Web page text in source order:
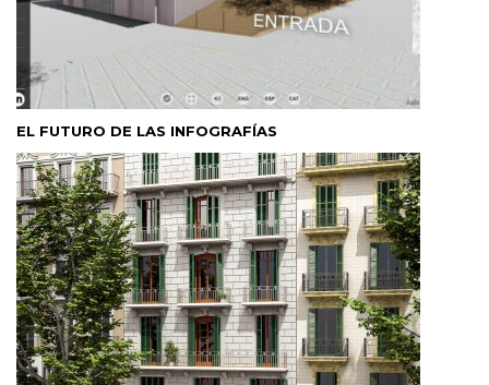
EL FUTURO DE LAS INFOGRAFÍAS